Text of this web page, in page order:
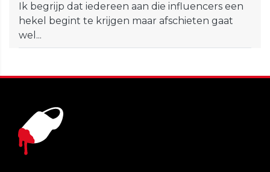
Ik begrijp dat iedereen aan die influencers een
hekel begint te krijgen maar afschieten gaat
wel...